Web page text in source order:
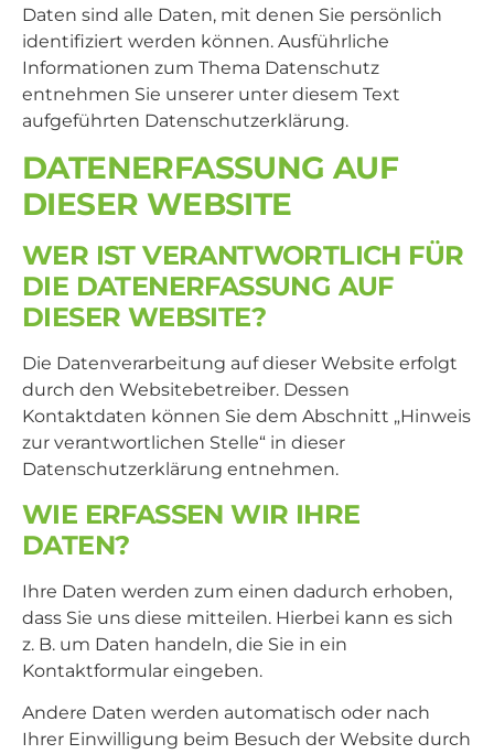
Daten sind alle Daten, mit denen Sie persönlich
identifiziert werden können. Ausführliche
Informationen zum Thema Datenschutz
entnehmen Sie unserer unter diesem Text
aufgeführten Datenschutzerklärung.
DATENERFASSUNG AUF
DIESER WEBSITE
WER IST VERANTWORTLICH FÜR
DIE DATENERFASSUNG AUF
DIESER WEBSITE?
Die Datenverarbeitung auf dieser Website erfolgt
durch den Websitebetreiber. Dessen
Kontaktdaten können Sie dem Abschnitt „Hinweis
zur verantwortlichen Stelle“ in dieser
Datenschutzerklärung entnehmen.
WIE ERFASSEN WIR IHRE
DATEN?
Ihre Daten werden zum einen dadurch erhoben,
dass Sie uns diese mitteilen. Hierbei kann es sich
z. B. um Daten handeln, die Sie in ein
Kontaktformular eingeben.
Andere Daten werden automatisch oder nach
Ihrer Einwilligung beim Besuch der Website durch